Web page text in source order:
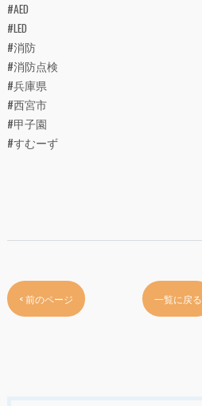
#AED
#LED
#消防
#消防点検
#兵庫県
#西宮市
#甲子園
#すむーず
< 前のページ 一覧に戻る